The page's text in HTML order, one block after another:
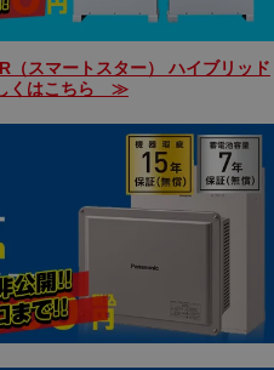
スマートスター） ハイブリッド
くはこちら ≫